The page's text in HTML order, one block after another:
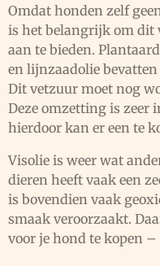
Omdat honden zelf
is het belangrijk om dit
aan te bieden.
en lijnzaadolie
Dit vetzuur moet nog
Deze omzetting is zeer
hierdoor kan er een te
Visolie is weer wat
dieren heeft vaak een
is bovendien vaak
smaak veroorzaakt.
voor je hond te kopen